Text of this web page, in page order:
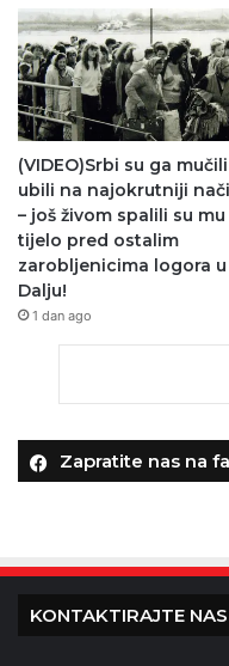
(VIDEO)Srbi su ga
ubili na najokrutniji
– još živom spalili su mu
tijelo pred ostalim
zarobljenicima logora u
Dalju!
1 dan ago
Zapratite nas na
KONTAKTIRAJTE NAS